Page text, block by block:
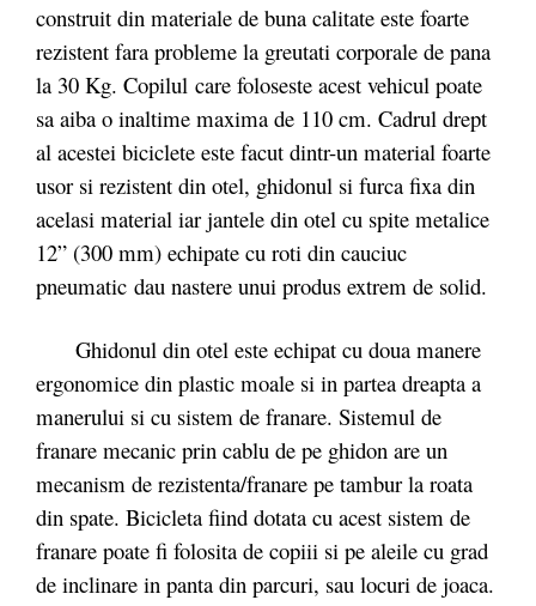
construit din materiale de buna calitate este foarte
rezistent fara probleme la greutati corporale de pana
la 30 Kg. Copilul care foloseste acest vehicul poate
sa aiba o inaltime maxima de 110 cm. Cadrul drept
al acestei biciclete este facut dintr-un material foarte
usor si rezistent din otel, ghidonul si furca fixa din
acelasi material iar jantele din otel cu spite metalice
12” (300 mm) echipate cu roti din cauciuc
pneumatic dau nastere unui produs extrem de solid.
Ghidonul din otel este echipat cu doua manere
ergonomice din plastic moale si in partea dreapta a
manerului si cu sistem de franare. Sistemul de
franare mecanic prin cablu de pe ghidon are un
mecanism de rezistenta/franare pe tambur la roata
din spate. Bicicleta fiind dotata cu acest sistem de
franare poate fi folosita de copiii si pe aleile cu grad
de inclinare in panta din parcuri, sau locuri de joaca.